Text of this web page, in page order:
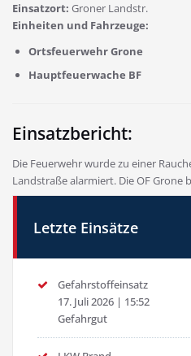
Einsatzort: Groner Landstr.
Einheiten und Fahrzeuge:
Ortsfeuerwehr Grone
Hauptfeuerwache BF
Einsatzbericht:
Die Feuerwehr wurde zu einer
Landstraße alarmiert. Die OF
Letzte Einsätze
Gefahrstoffeinsatz
17. Juli 2026 | 15:52
Gefahrgut